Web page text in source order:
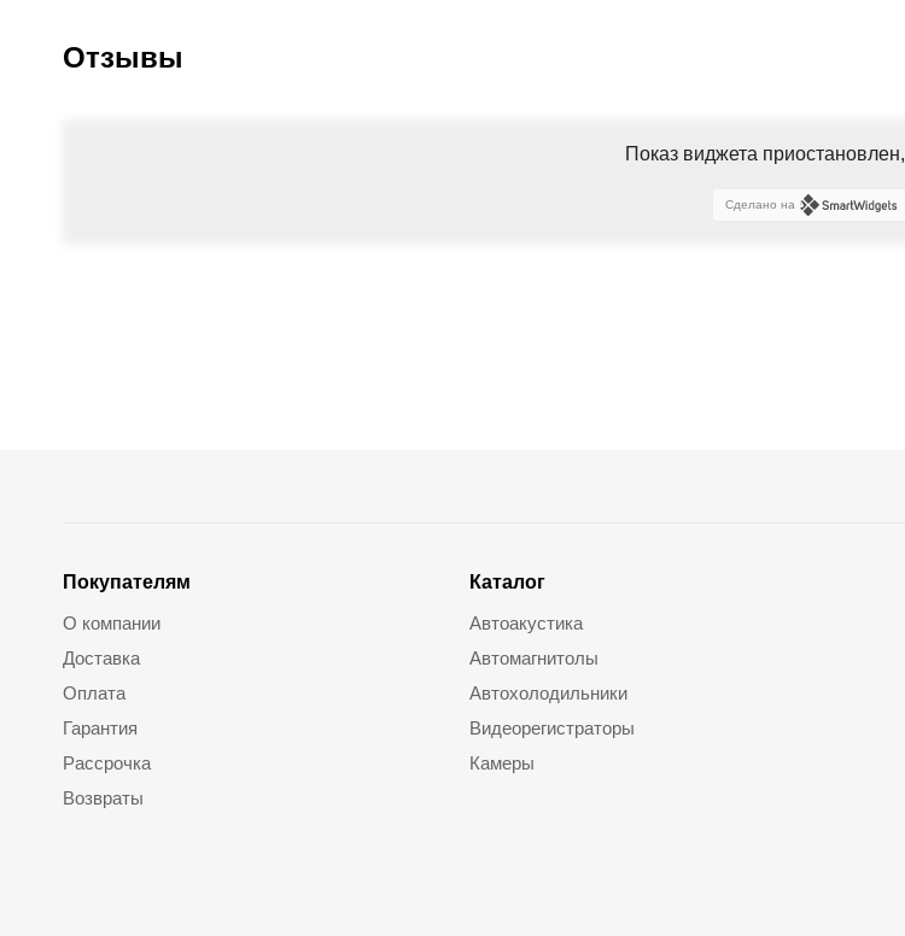
Отзывы
Показ виджета приостановлен,
Сделано на
Покупателям
О компании
Доставка
Оплата
Гарантия
Рассрочка
Возвраты
Каталог
Автоакустика
Автомагнитолы
Автохолодильники
Видеорегистраторы
Камеры